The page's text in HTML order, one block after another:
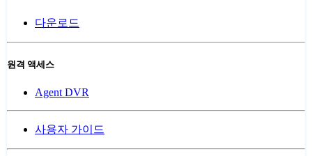
다운로드
원격 액세스
Agent DVR
사용자 가이드